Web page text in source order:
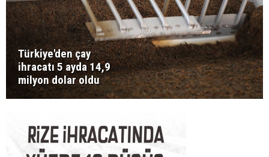
Türkiye'den çay
ihracatı 5 ayda 14,9
milyon dolar oldu